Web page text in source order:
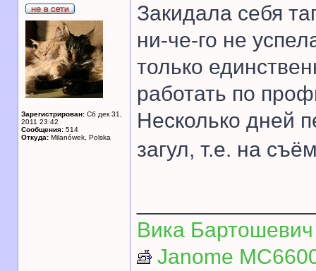
Зарегистрирован: Сб дек 31,
2011 23:42
Сообщения: 514
Откуда: Milanówek, Polska
Закидала себя
ни-че-го не
только
работать по
Несколько дней
загул, т.е. на
Вика Бартошевич
Janome